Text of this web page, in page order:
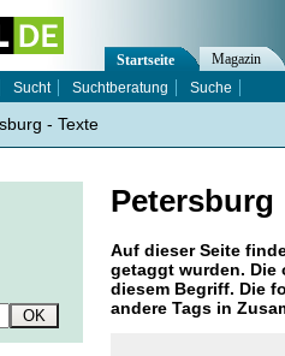
Petersburg
Auf dieser Seite
getaggt wurden. Die
diesem Begriff. Die
andere Tags in
Startseite Magazin
Sucht Suchtberatung Suche
- Texte